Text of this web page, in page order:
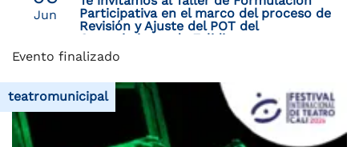
Jun
Participativa en el marco del proceso de
Revisión y Ajuste del POT del
Corregimiento de Felidia.
Evento finalizado
teatromunicipal